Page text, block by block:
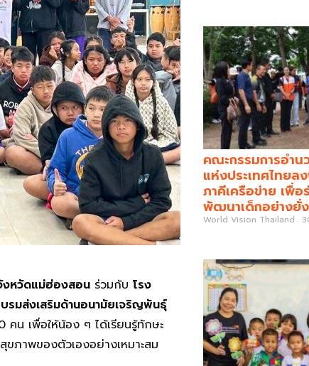
งหวัดแม่ฮ่องสอน ร่วมกับ โรง
รมส่งเสริมด้านอนามัยเจริญพันธุ์
คน เพื่อให้น้อง ๆ ได้เรียนรู้ทักษะ
ภาพของตัวเองอย่างเหมาะสม
คณะกรรมการอำ
แห่งประเทศไทยล
ภาคีเครือข่าย เพื่
พัฒนาเด็กอย่างยั่
World Vision Thailand